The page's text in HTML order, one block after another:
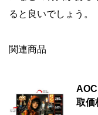
ると良いでしょう。
関連商品
取価